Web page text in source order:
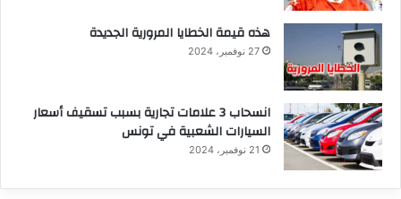
هذه قيمة الخطايا المرورية الجديدة
27 نوفمبر، 2024
انسحاب 3 علامات تجارية بسبب تسقيف أسعار
السيارات الشعبية في تونس
21 نوفمبر، 2024